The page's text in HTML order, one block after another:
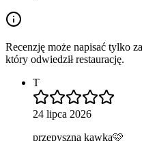
Recenzję może napisać tylko
który odwiedził restaurację.
T
24 lipca 2026
przepyszna kawka🩷